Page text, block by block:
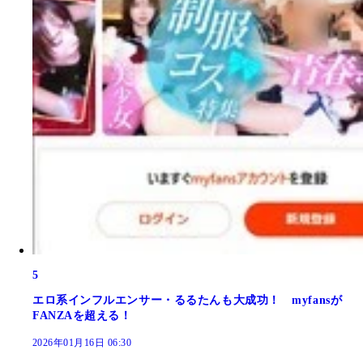
5
エロ系インフルエンサー・るるたんも大成功！ myfansが
FANZAを超える！
2026年01月16日 06:30